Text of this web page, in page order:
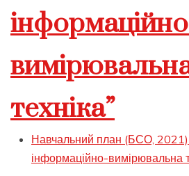
техніка”
Навчальний план (БСО,
інформаційно-вимірювальна